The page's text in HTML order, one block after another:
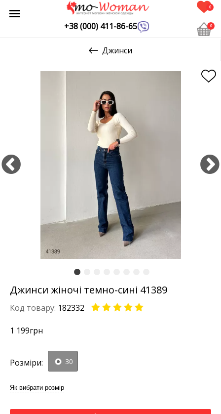
+38 (000) 411-86-65
0
0
Джинси
Джинси жіночі темно-сині 41389
Код товару: 182332
1 199грн
Розміри: 30
Як вибрати розмір